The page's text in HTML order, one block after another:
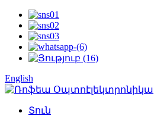
English
Տուն